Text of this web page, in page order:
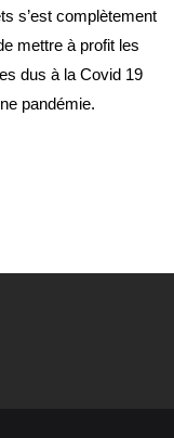
s’est complètement
mettre à profit les
dus à la Covid 19
pandémie.